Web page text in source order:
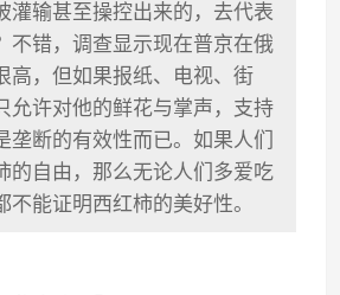
灌输甚至操控出来的，去代表
不错，调查显示现在普京在俄
高，但如果报纸、电视、街
允许对他的鲜花与掌声，支持
垄断的有效性而已。如果人们
的自由，那么无论人们多爱吃
不能证明西红柿的美好性。